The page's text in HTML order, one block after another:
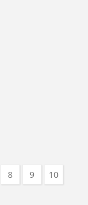
8 9
10